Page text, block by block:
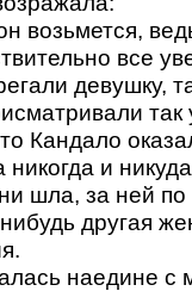
возьмется,
все
девушку,
Кандало
и
шла, за ней
другая
наедине с